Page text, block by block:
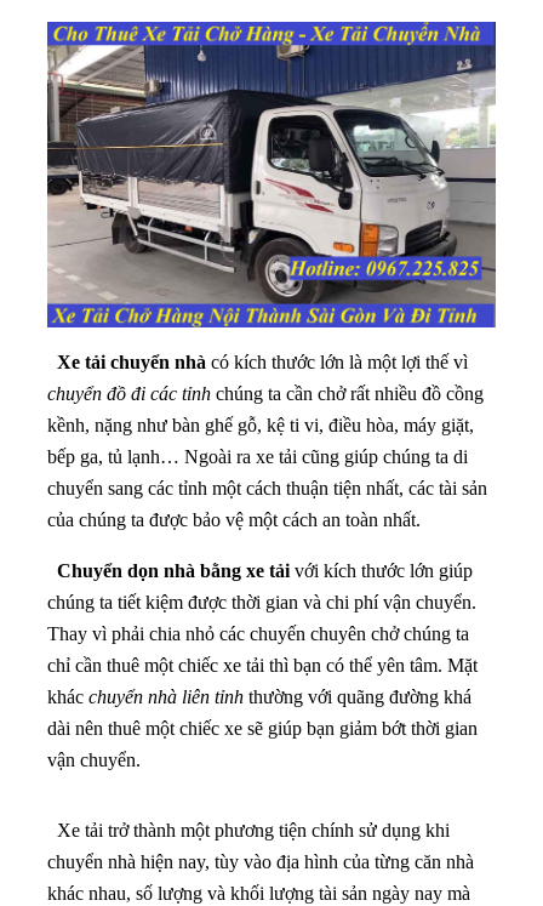
Xe tải chuyển nhà có kích thước lớn là một lợi thế vì
chuyển đồ đi các tỉnh chúng ta cần chở rất nhiều đồ cồng
kềnh, nặng như bàn ghế gỗ, kệ ti vi, điều hòa, máy giặt,
bếp ga, tủ lạnh… Ngoài ra xe tải cũng giúp chúng ta di
chuyển sang các tỉnh một cách thuận tiện nhất, các tài sản
của chúng ta được bảo vệ một cách an toàn nhất.
Chuyển dọn nhà bằng xe tải với kích thước lớn giúp
chúng ta tiết kiệm được thời gian và chi phí vận chuyển.
Thay vì phải chia nhỏ các chuyến chuyên chở chúng ta
chỉ cần thuê một chiếc xe tải thì bạn có thể yên tâm. Mặt
khác chuyển nhà liên tỉnh thường với quãng đường khá
dài nên thuê một chiếc xe sẽ giúp bạn giảm bớt thời gian
vận chuyển.
Xe tải trở thành một phương tiện chính sử dụng khi
chuyển nhà hiện nay, tùy vào địa hình của từng căn nhà
khác nhau, số lượng và khối lượng tài sản ngày nay mà